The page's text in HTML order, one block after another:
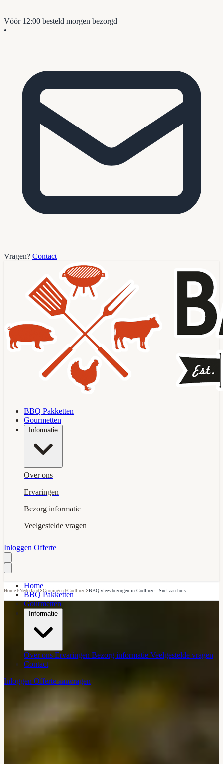
Vóór 12:00 besteld morgen bezorgd
•
Vragen? Contact
BBQ Pakketten
Gourmetten
Informatie
Over ons
Ervaringen
Bezorg informatie
Veelgestelde vragen
Inloggen Offerte
Home
BBQ Pakketten
Gourmetten
Informatie
Over ons Ervaringen Bezorg informatie Veelgestelde vragen
Contact
Inloggen Offerte aanvragen
Home›Nederland›Groningen›Godlinze›BBQ vlees bezorgen in Godlinze - Snel aan huis